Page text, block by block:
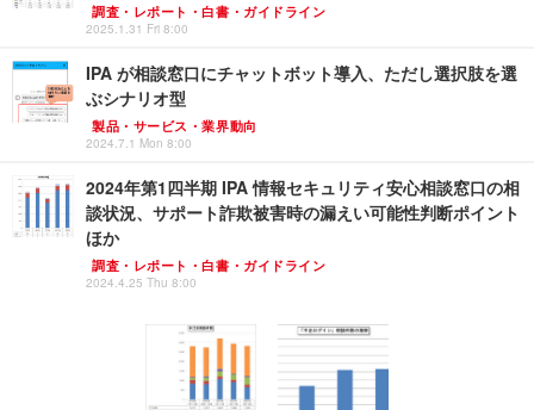
調査・レポート・白書・ガイドライン
2025.1.31 Fri 8:00
IPA が相談窓口にチャットボット導入、ただし選択肢を選
ぶシナリオ型
製品・サービス・業界動向
2024.7.1 Mon 8:00
2024年第1四半期 IPA 情報セキュリティ安心相談窓口の相
談状況、サポート詐欺被害時の漏えい可能性判断ポイント
ほか
調査・レポート・白書・ガイドライン
2024.4.25 Thu 8:00